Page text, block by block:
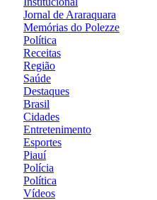
Jornal de Araraquara
Memórias do Polezze
Política
Receitas
Região
Saúde
Destaques
Brasil
Cidades
Entretenimento
Esportes
Piauí
Polícia
Política
Vídeos